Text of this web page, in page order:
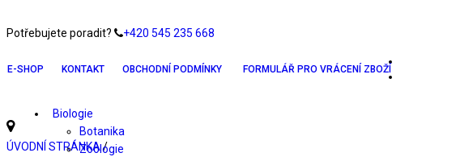
Potřebujete poradit? +420 545 235 668
E-SHOP KONTAKT OBCHODNÍ PODMÍNKY FORMULÁŘ PRO VRÁCENÍ ZBOŽÍ
Biologie
Botanika
Zoologie
ÚVODNÍ STRÁNKA/